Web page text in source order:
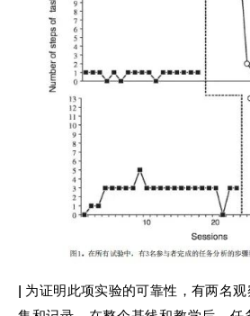
| 为证明此项实验的可靠性，有两名